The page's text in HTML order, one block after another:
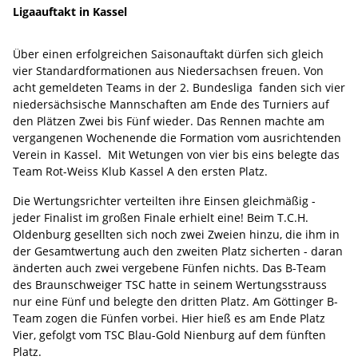
Ligaauftakt in Kassel
Über einen erfolgreichen Saisonauftakt dürfen sich gleich
vier Standardformationen aus Niedersachsen freuen. Von
acht gemeldeten Teams in der 2. Bundesliga fanden sich vier
niedersächsische Mannschaften am Ende des Turniers auf
den Plätzen Zwei bis Fünf wieder. Das Rennen machte am
vergangenen Wochenende die Formation vom ausrichtenden
Verein in Kassel. Mit Wetungen von vier bis eins belegte das
Team Rot-Weiss Klub Kassel A den ersten Platz.
Die Wertungsrichter verteilten ihre Einsen gleichmäßig -
jeder Finalist im großen Finale erhielt eine! Beim T.C.H.
Oldenburg gesellten sich noch zwei Zweien hinzu, die ihm in
der Gesamtwertung auch den zweiten Platz sicherten - daran
änderten auch zwei vergebene Fünfen nichts. Das B-Team
des Braunschweiger TSC hatte in seinem Wertungsstrauss
nur eine Fünf und belegte den dritten Platz. Am Göttinger B-
Team zogen die Fünfen vorbei. Hier hieß es am Ende Platz
Vier, gefolgt vom TSC Blau-Gold Nienburg auf dem fünften
Platz.